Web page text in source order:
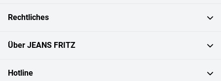
Rechtliches
Über JEANS FRITZ
Hotline